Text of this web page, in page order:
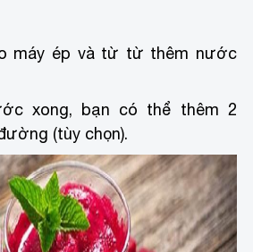
máy ép và từ từ thêm nước
xong, bạn có thể thêm 2
(tùy chọn).